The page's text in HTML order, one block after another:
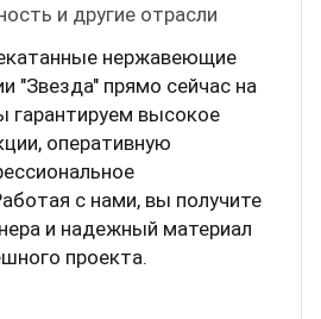
и другие отрасли
нержавеющие
"Звезда" прямо сейчас на
гарантируем высокое
оперативную
с нами, вы получите
и надежный материал
проекта.